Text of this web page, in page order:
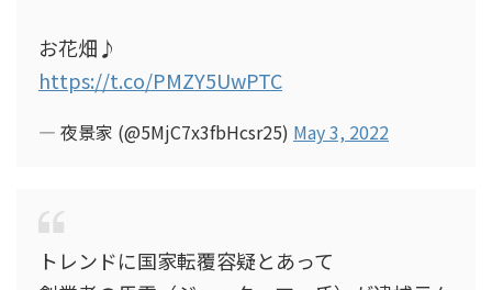
お花畑♪
https://t.co/PMZY5UwPTC
— 夜景家 (@5MjC7x3fbHcsr25) May 3, 2022
トレンドに国家転覆容疑とあって